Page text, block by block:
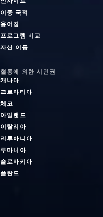
이중 국적
용어집
프로그램 비교
자산 이동
혈통에 의한 시민권
캐나다
크로아티아
체코
아일랜드
이탈리아
리투아니아
루마니아
슬로바키아
폴란드